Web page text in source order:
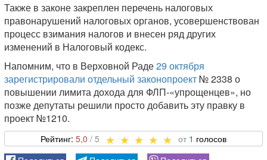
Также в законе закреплен перечень налоговых
правонарушений налоговых органов, усовершенствован
процесс взимания налогов и внесен ряд других
изменений в Налоговый кодекс.
Напомним, что в Верховной Раде29 октября
зарегистрировали отдельный законопроект№ 2338 о
повышении лимита дохода для ФЛП-«упрощенцев», но
позже депутаты решили просто добавить эту правку в
проект №1210.
5,0 1